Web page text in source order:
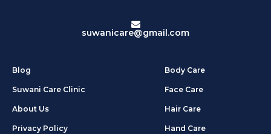
suwanicare@gmail.com
Blog
Suwani Care Clinic
About Us
Privacy Policy
Body Care
Face Care
Hair Care
Hand Care